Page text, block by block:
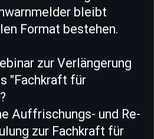
bleibt
Format bestehen.
zur Verlängerung
"Fachkraft für
Auffrischungs- und Re-
zur Fachkraft für